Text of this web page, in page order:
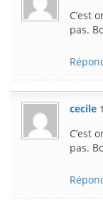
C’est
pas.
cecile
C’est
pas.